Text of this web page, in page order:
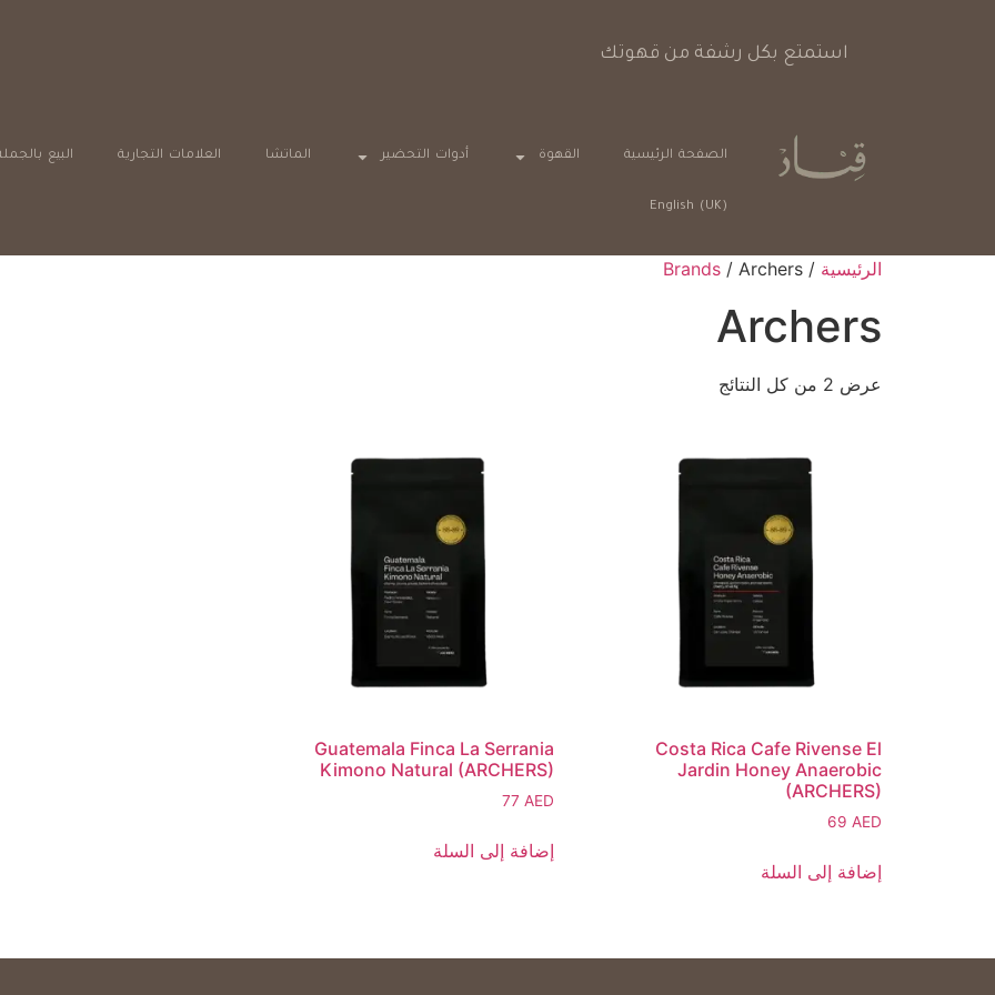
استمتع بكل رشفة من قهوتك
الصفحة الرئيسية القهوة أدوات التحضير الماتشا العلامات التجارية البيع
English (UK)
الرئيسية /
Brands / Archers
Archers
عرض ⁦2⁩ من كل النتائج
Costa Rica Cafe Rivense El
Jardin Honey Anaerobic
(ARCHERS)
69 AED
إضافة إلى السلة
Guatemala Finca La Serrania
Kimono Natural (ARCHERS)
77AED
إضافة إلى السلة